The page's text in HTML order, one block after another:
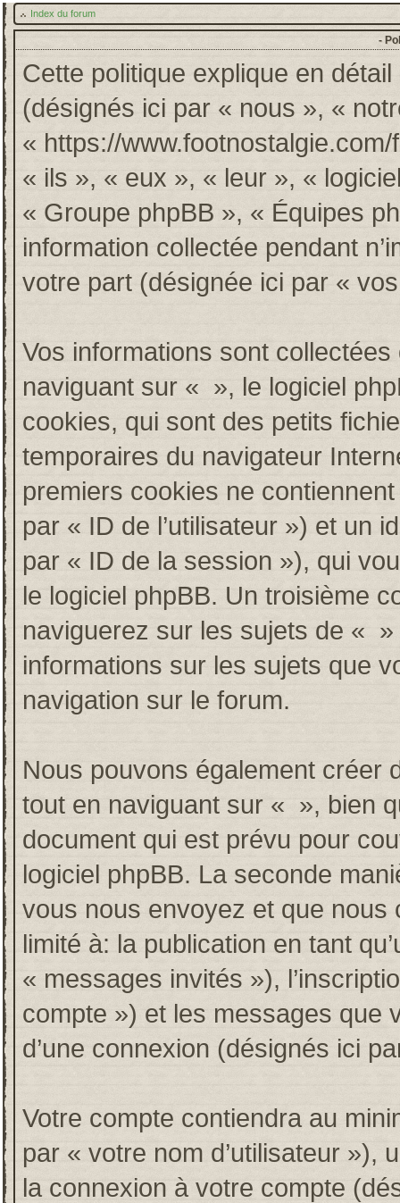
Index du forum
-
Cette politique explique en
(désignés ici par « nous », «
« https://
« ils », « eux », « leur », «
« Groupe phpBB », « Équipes
information collectée pendant
votre part (désignée ici par «
Vos informations sont
naviguant sur « », le logiciel
cookies, qui sont des petits
temporaires du navigateur
premiers cookies ne
par « ID de l’utilisateur ») et un
par « ID de la session »), qui
le logiciel phpBB. Un troisième
naviguerez sur les sujets de «
informations sur les sujets que
navigation sur le forum.
Nous pouvons également créer
tout en naviguant sur « », bien
document qui est prévu pour
logiciel phpBB. La seconde
vous nous envoyez et que nous
limité à: la publication en tant
« messages invités »),
compte ») et les messages que
d’une connexion (désignés ici
Votre compte contiendra au
par « votre nom d’utilisateur »),
la connexion à votre compte